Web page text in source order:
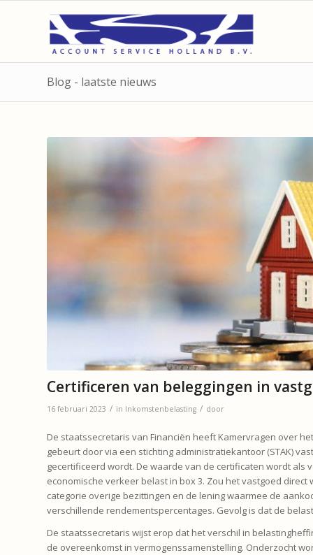
Blog - laatste nieuws
Certificeren van beleggingen in
16 februari 2023 / in Inkomstenbelasting / door
De staatssecretaris van Financiën heeft Kamervragen over
gebeurt door via een stichting administratiekantoor (STAK)
gecertificeerd wordt. De waarde van de certificaten wordt
economische verkeer belast in box 3. Zou het vastgoed
categorie overige bezittingen en de lening waarmee de
verschillende rendementspercentages. Gevolg is dat de
De staatssecretaris wijst erop dat het verschil in
de overeenkomst in vermogenssamenstelling. Onderzocht